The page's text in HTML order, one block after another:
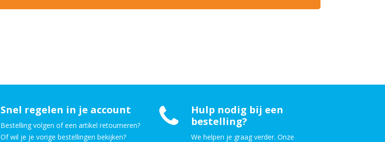
Snel regelen in je account
Bestelling volgen of een artikel retourneren?
Of wil je je vorige bestellingen bekijken?
Hulp nodig bij een
bestelling?
We helpen je graag verder. Onze